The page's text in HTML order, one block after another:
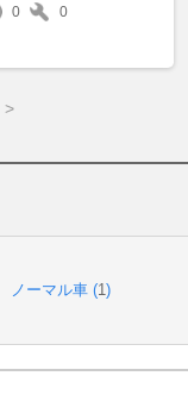
0 0
>
ノーマル車 (1)